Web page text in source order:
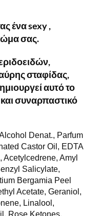
ένα sexy ,
σας.
σταφίδας,
αυτό το
συναρπαστικό
Denat., Parfum
Castor Oil, EDTA
Amyl
Salicylate,
Bergamia Peel
Acetate, Geraniol,
Linalool,
Rose Ketones,